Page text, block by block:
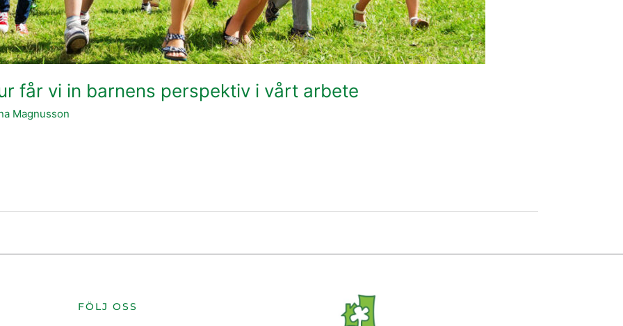
får vi in barnens perspektiv i vårt arbete
Magnusson
FÖLJ OSS